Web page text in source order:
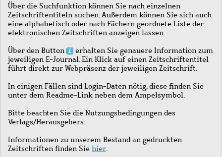
Über die Suchfunktion können Sie nach einzelnen
Zeitschriftentiteln suchen. Außerdem können Sie sich auch
eine alphabetisch oder nach Fächern geordnete Liste der
elektronischen Zeitschriften anzeigen lassen.
Über den Button
erhalten Sie genauere Information zum
jeweiligen E-Journal. Ein Klick auf einen Zeitschriftentitel
führt direkt zur Webpräsenz der jeweiligen Zeitschrift.
In einigen Fällen sind Login-Daten nötig, diese finden Sie
unter dem Readme-Link neben dem Ampelsymbol.
Bitte beachten Sie die Nutzungsbedingungen des
Verlags/Herausgebers.
Informationen zu unserem Bestand an gedruckten
Zeitschriften finden Sie hier.